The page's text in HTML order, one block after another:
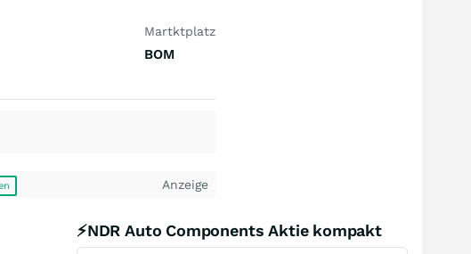
Martktplatz
BOM
Anzeige
⚡NDR Auto Components Aktie kompakt